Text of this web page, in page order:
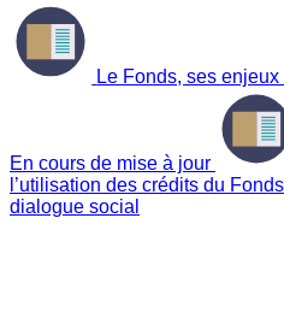
Le Fonds, ses
En cours de mise à jour
l’utilisation des crédits du
dialogue social